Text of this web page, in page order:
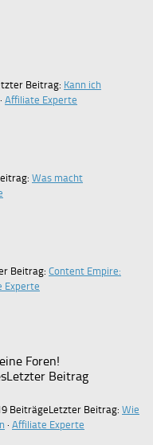
Beitrag: Kann ich
· Affiliate Experte
Was macht
Beitrag: Content Empire:
Experte
Foren!
Letzter Beitrag
BeiträgeLetzter Beitrag: Wie
· Affiliate Experte